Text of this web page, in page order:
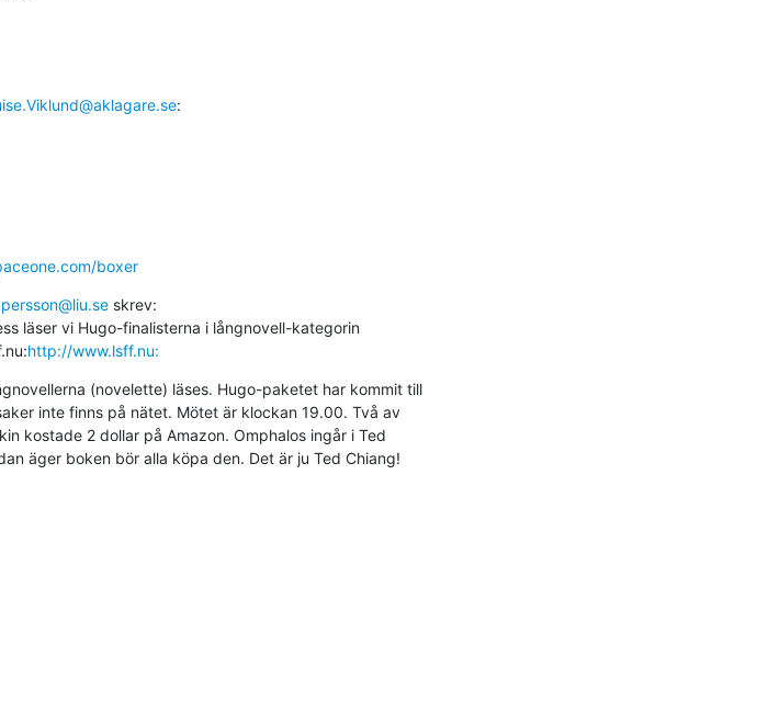
:
boxer
skrev:
läser vi Hugo-finalisterna i långnovell-kategorin
http://www.lsff.nu:
(novelette) läses. Hugo-paketet har kommit till
inte finns på nätet. Mötet är klockan 19.00. Två av
kostade 2 dollar på Amazon. Omphalos ingår i Ted
äger boken bör alla köpa den. Det är ju Ted Chiang!